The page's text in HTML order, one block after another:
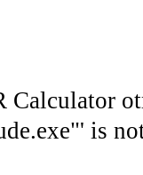
Calculator
is